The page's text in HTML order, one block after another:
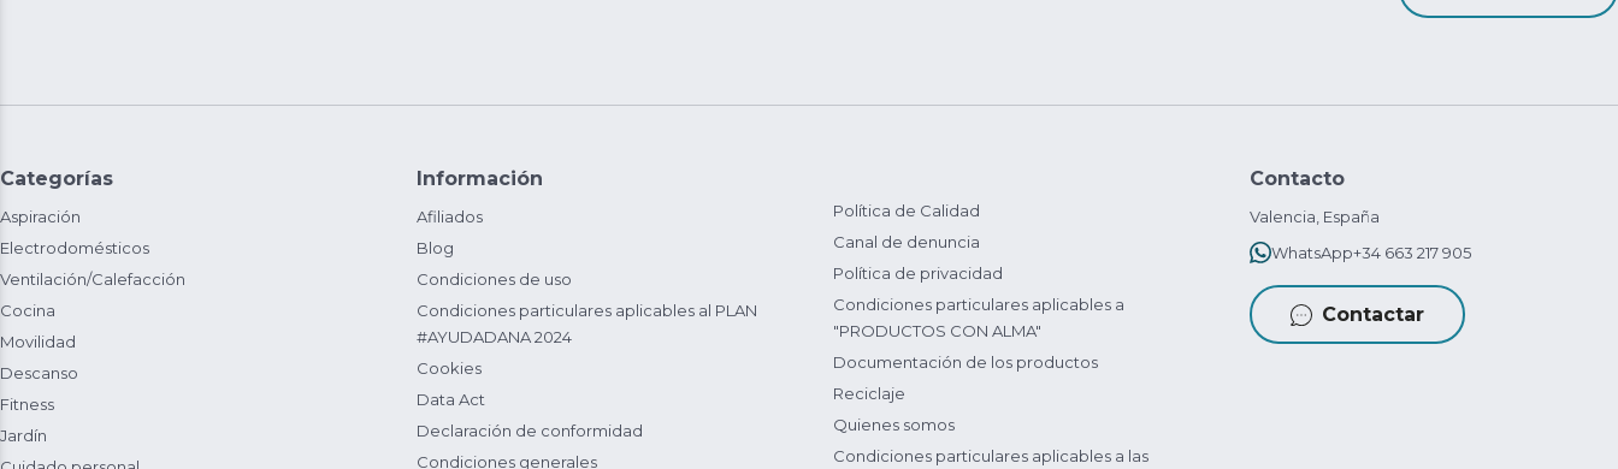
Categorías
Aspiración
Electrodomésticos
Ventilación/Calefacción
Cocina
Movilidad
Descanso
Fitness
Jardín
Información
Afiliados
Blog
Condiciones de uso
Condiciones particulares aplicables al PLAN
#AYUDADANA 2024
Cookies
Data Act
Declaración de conformidad
Condiciones generales
Política de Calidad
Canal de denuncia
Política de privacidad
Condiciones particulares aplicables a
"PRODUCTOS CON ALMA"
Documentación de los productos
Reciclaje
Quienes somos
Condiciones particulares aplicables a las
Contacto
Valencia, España
WhatsApp+34 663 217 905
Contactar